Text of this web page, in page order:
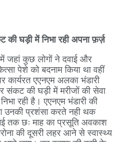
घड़ी में निभा रही अपना फ़र्ज़
में जहां कुछ लोगों ने दवाई और
पेशे को बदनाम किया था वहीं
कार्यरत एएनएम अलका भंडारी
की घड़ी में मरीजों की सेवा
रही है। एएनएम भंडारी की
उनकी प्रशंसा करते नही थक
तक छः माह का प्रसूति अवकाश
की दूसरी लहर आने से स्वास्थ्य